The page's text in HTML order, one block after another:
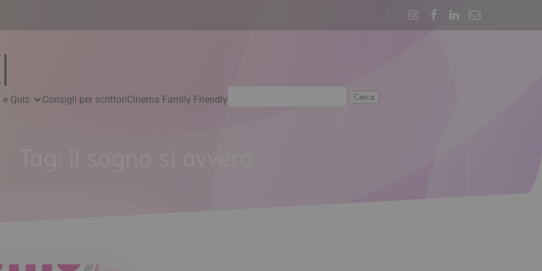
e Quiz Consigli per scrittoriCinema Family Friendlyper: